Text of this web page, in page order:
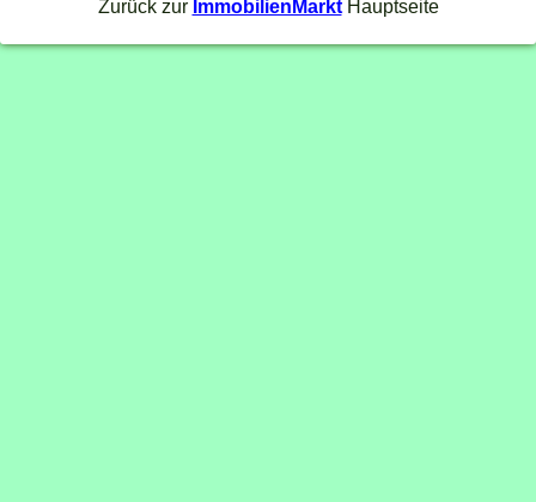
Zurück zur ImmobilienMarktHauptseite